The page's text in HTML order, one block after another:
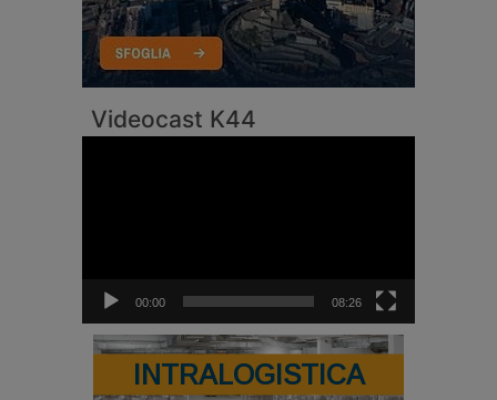
Videocast K44
00:00 08:26
INTRALOGISTICA